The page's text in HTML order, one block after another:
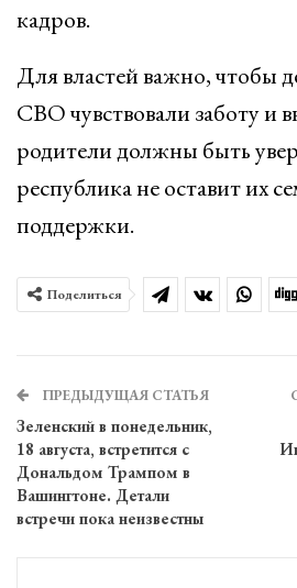
кадров.
Для властей важно, чтобы
СВО чувствовали заботу и
родители должны быть
республика не оставит их
поддержки.
Поделиться
ПРЕДЫДУЩАЯ СТАТЬЯ
Зеленский в понедельник,
18 августа, встретится с
Дональдом Трампом в
Вашингтоне. Детали
встречи пока неизвестны